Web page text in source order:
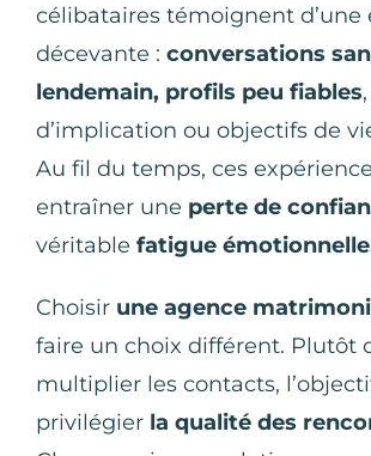
célibataires témoignent d’une
décevante : conversations
lendemain, profils peu fiables
d’implication ou objectifs de
Au fil du temps, ces
entraîner une perte de
véritable fatigue
Choisir une agence
faire un choix différent. Plutôt
multiplier les contacts,
privilégier la qualité des